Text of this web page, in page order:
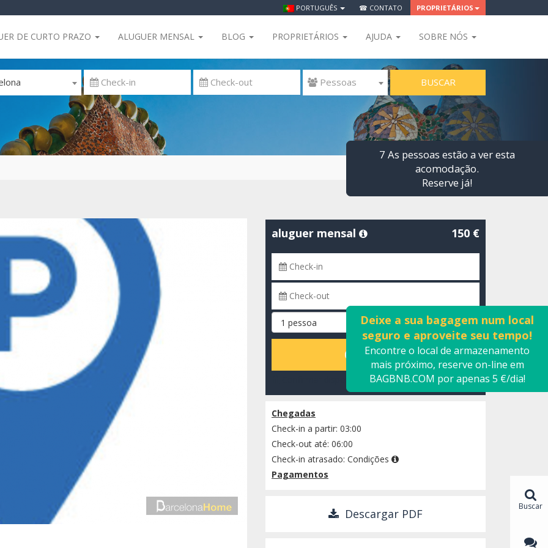
PORTUGUÊS ☎ CONTATO PROPRIETÁRIOS
DE CURTO PRAZO ALUGUER MENSAL BLOG PROPRIETÁRIOS AJUDA SOBRE NÓS
 Pessoas BUSCAR
aluguer mensal 150 €
CALCULAR
Confirmar disponibilidade
Chegadas
Check-in a partir: 03:00
Check-out até: 06:00
Check-in atrasado: Condições
Pagamentos
Descargar PDF
7 As pessoas estão a ver esta
acomodação.
Reserve já!
Deixe a sua bagagem num local
seguro e aproveite seu tempo!
Encontre o local de armazenamento
mais próximo, reserve on-line em
BAGBNB.COM por apenas 5 €/dia!
Buscar